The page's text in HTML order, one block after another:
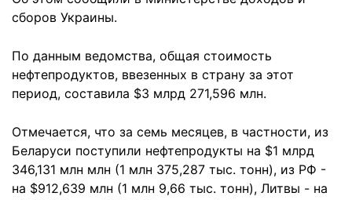
сборов Украины.
По данным ведомства, общая стоимость
нефтепродуктов, ввезенных в страну за этот
период, составила $3 млрд 271,596 млн.
Отмечается, что за семь месяцев, в частности, из
Беларуси поступили нефтепродукты на $1 млрд
346,131 млн млн (1 млн 375,287 тыс. тонн), из РФ -
на $912,639 млн (1 млн 9,66 тыс. тонн), Литвы - на